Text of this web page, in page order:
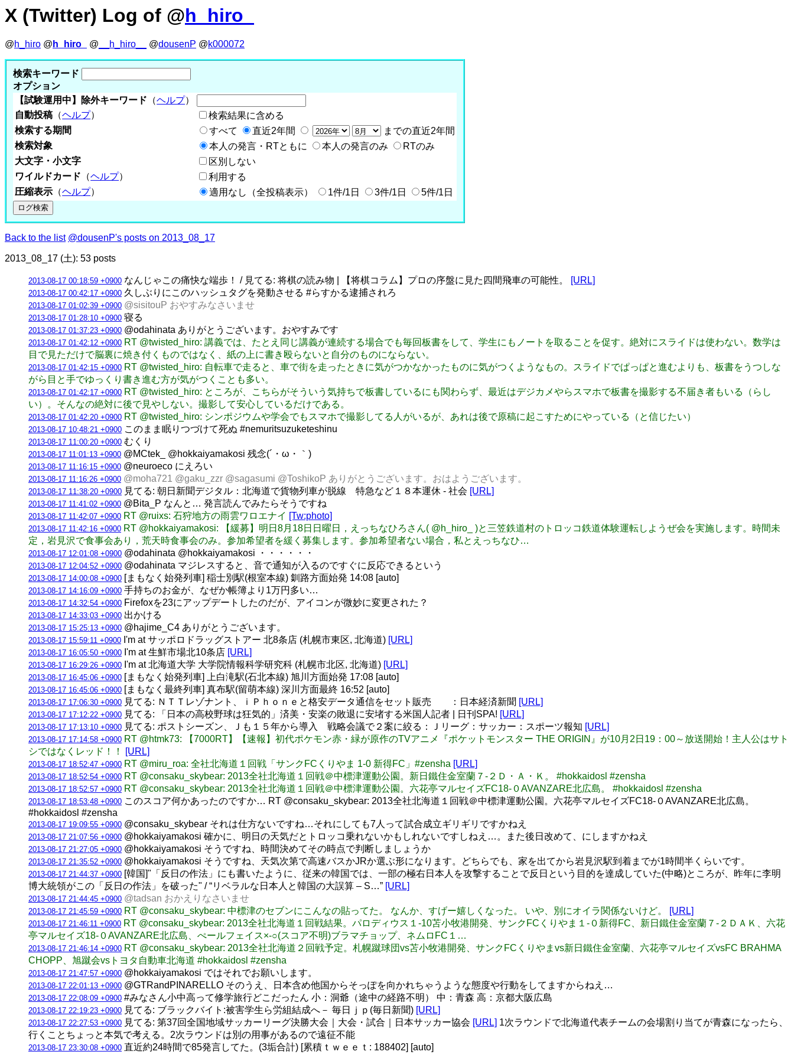
X (Twitter) Log of @h_hiro_
@h_hiro @ h_hiro_ @ __h_hiro__ @dousenP @k000072
検索キーワード
オプション
【試験運用中】除外キーワード （ヘルプ）
自動投稿 （ヘルプ）
検索結果に含める
検索する期間
すべて 直近2年間
までの直近2年間
検索対象
本人の発言・RTともに 本人の発言のみ
RTのみ
大文字・小文字
区別しない
ワイルドカード （ヘルプ）
利用する
圧縮表示 （ヘルプ） 適用なし（全投稿表示） 1件/1日 3件/1日 5件/1日
Back to the list @dousenP's posts on 2013_08_17
2013_08_17 (土): 53 posts
2013-08-17 00:18:59 +0900 なんじゃこの痛快な端歩！ / 見てる: 将棋の読み物 | 【将棋コラム】プロの序盤に見た四間飛車の可能性。 [URL]
2013-08-17 00:42:17 +0900 久しぶりにこのハッシュタグを発動させる #らすかる逮捕されろ
2013-08-17 01:02:39 +0900 @sisitouP おやすみなさいませ
2013-08-17 01:28:10 +0900 寝る
2013-08-17 01:37:23 +0900 @odahinata ありがとうございます。おやすみです
2013-08-17 01:42:12 +0900 RT @twisted_hiro: 講義では、たとえ同じ講義が連続する場合でも毎回板書をして、学生にもノートを取ることを促す。絶対にスライドは使わない。数学は
目で見ただけで脳裏に焼き付くものではなく、紙の上に書き殴らないと自分のものにならない。
2013-08-17 01:42:15 +0900 RT @twisted_hiro: 自転車で走ると、車で街を走ったときに気がつかなかったものに気がつくようなもの。スライドでぱっぱと進むよりも、板書をうつしな
がら目と手でゆっくり書き進む方が気がつくことも多い。
2013-08-17 01:42:17 +0900 RT @twisted_hiro: ところが、こちらがそういう気持ちで板書しているにも関わらず、最近はデジカメやらスマホで板書を撮影する不届き者もいる（らし
い）。そんなの絶対に後で見やしない。撮影して安心しているだけである。
2013-08-17 01:42:20 +0900 RT @twisted_hiro: シンポジウムや学会でもスマホで撮影してる人がいるが、あれは後で原稿に起こすためにやっている（と信じたい）
2013-08-17 10:48:21 +0900 このまま眠りつづけて死ぬ #nemuritsuzuketeshinu
2013-08-17 11:00:20 +0900 むくり
2013-08-17 11:01:13 +0900 @MCtek_ @hokkaiyamakosi 残念(´・ω・｀)
2013-08-17 11:16:15 +0900 @neuroeco にえろい
2013-08-17 11:16:26 +0900 @moha721 @gaku_zzr @sagasumi @ToshikoP ありがとうございます。おはようございます。
2013-08-17 11:38:20 +0900 見てる: 朝日新聞デジタル：北海道で貨物列車が脱線 特急など１８本運休 - 社会 [URL]
2013-08-17 11:41:02 +0900 @Bita_P なんと… 発言読んでみたらそうですね
2013-08-17 11:42:07 +0900 RT @ruixs: 石狩地方の雨雲ワロエナイ [Tw:photo]
2013-08-17 11:42:16 +0900 RT @hokkaiyamakosi: 【緩募】明日8月18日日曜日，えっちなひろさん( @h_hiro_ )と三笠鉄道村のトロッコ鉄道体験運転しようぜ会を実施します。時間未
定，岩見沢で食事会あり，荒天時食事会のみ。参加希望者を緩く募集します。参加希望者ない場合，私とえっちなひ…
2013-08-17 12:01:08 +0900 @odahinata @hokkaiyamakosi ・・・・・・
2013-08-17 12:04:52 +0900 @odahinata マジレスすると、音で通知が入るのですぐに反応できるという
2013-08-17 14:00:08 +0900 [まもなく始発列車] 稲士別駅(根室本線) 釧路方面始発 14:08 [auto]
2013-08-17 14:16:09 +0900 手持ちのお金が、なぜか帳簿より1万円多い…
2013-08-17 14:32:54 +0900 Firefoxを23にアップデートしたのだが、アイコンが微妙に変更された？
2013-08-17 14:33:03 +0900 出かける
2013-08-17 15:25:13 +0900 @hajime_C4 ありがとうございます。
2013-08-17 15:59:11 +0900 I'm at サッポロドラッグストアー 北8条店 (札幌市東区, 北海道) [URL]
2013-08-17 16:05:50 +0900 I'm at 生鮮市場北10条店 [URL]
2013-08-17 16:29:26 +0900 I'm at 北海道大学 大学院情報科学研究科 (札幌市北区, 北海道) [URL]
2013-08-17 16:45:06 +0900 [まもなく始発列車] 上白滝駅(石北本線) 旭川方面始発 17:08 [auto]
2013-08-17 16:45:06 +0900 [まもなく最終列車] 真布駅(留萌本線) 深川方面最終 16:52 [auto]
2013-08-17 17:06:30 +0900 見てる: ＮＴＴレゾナント、ｉＰｈｏｎｅと格安データ通信をセット販売 ：日本経済新聞 [URL]
2013-08-17 17:12:22 +0900 見てる: 「日本の高校野球は狂気的」済美・安楽の敗退に安堵する米国人記者 | 日刊SPA! [URL]
2013-08-17 17:13:10 +0900 見てる: ポストシーズン、Ｊも１５年から導入 戦略会議で２案に絞る：Ｊリーグ：サッカー：スポーツ報知 [URL]
2013-08-17 17:14:58 +0900 RT @htmk73: 【7000RT】【速報】初代ポケモン赤・緑が原作のTVアニメ『ポケットモンスター THE ORIGIN』が10月2日19：00～放送開始！主人公はサト
シではなくレッド！！
[URL]
2013-08-17 18:52:47 +0900 RT @miru_roa: 全社北海道１回戦「サンクFCくりやま 1-0 新得FC」#zensha [URL]
2013-08-17 18:52:54 +0900 RT @consaku_skybear: 2013全社北海道１回戦＠中標津運動公園。新日鐵住金室蘭７-２Ｄ・Ａ・Ｋ。 #hokkaidosl #zensha
2013-08-17 18:52:57 +0900 RT @consaku_skybear: 2013全社北海道１回戦＠中標津運動公園。六花亭マルセイズFC18-０AVANZARE北広島。 #hokkaidosl #zensha
2013-08-17 18:53:48 +0900 このスコア何かあったのですか… RT @consaku_skybear: 2013全社北海道１回戦＠中標津運動公園。六花亭マルセイズFC18-０AVANZARE北広島。
#hokkaidosl #zensha
2013-08-17 19:09:55 +0900 @consaku_skybear それは仕方ないですね…それにしても7人って試合成立ギリギリですかねえ
2013-08-17 21:07:56 +0900 @hokkaiyamakosi 確かに、明日の天気だとトロッコ乗れないかもしれないですしねえ…。また後日改めて、にしますかねえ
2013-08-17 21:27:05 +0900 @hokkaiyamakosi そうですね、時間決めてその時点で判断しましょうか
2013-08-17 21:35:52 +0900 @hokkaiyamakosi そうですね、天気次第で高速バスかJRか選ぶ形になります。どちらでも、家を出てから岩見沢駅到着までが1時間半くらいです。
2013-08-17 21:44:37 +0900 [韓国]"「反日の作法」にも書いたように、従来の韓国では、一部の極右日本人を攻撃することで反日という目的を達成していた(中略)ところが、昨年に李明
博大統領がこの「反日の作法」を破った" / “リベラルな日本人と韓国の大誤算 – S…” [URL]
2013-08-17 21:44:45 +0900 @tadsan おかえりなさいませ
2013-08-17 21:45:59 +0900 RT @consaku_skybear: 中標津のセブンにこんなの貼ってた。 なんか、すげー嬉しくなった。 いや、別にオイラ関係ないけど。 [URL]
2013-08-17 21:46:11 +0900 RT @consaku_skybear: 2013全社北海道１回戦結果。パロディウス１-10苫小牧港開発、サンクFCくりやま１-０新得FC、新日鐵住金室蘭７-２ＤＡＫ、六花
亭マルセイズ18-０AVANZARE北広島、ぺールフェイス×-○(スコア不明)ブラマチョップ、ネムロFC１…
2013-08-17 21:46:14 +0900 RT @consaku_skybear: 2013全社北海道２回戦予定。札幌蹴球団vs苫小牧港開発、サンクFCくりやまvs新日鐵住金室蘭、六花亭マルセイズvsFC BRAHMA
CHOPP、旭蹴会vsトヨタ自動車北海道 #hokkaidosl #zensha
2013-08-17 21:47:57 +0900 @hokkaiyamakosi ではそれでお願いします。
2013-08-17 22:01:13 +0900 @GTRandPINARELLO そのうえ、日本含め他国からそっぽを向かれちゃうような態度や行動をしてますからねえ…
2013-08-17 22:08:09 +0900 #みなさん小中高って修学旅行どこだったん 小：洞爺（途中の経路不明） 中：青森 高：京都大阪広島
2013-08-17 22:19:23 +0900 見てる: ブラックバイト:被害学生ら労組結成へ－ 毎日ｊｐ(毎日新聞) [URL]
2013-08-17 22:27:53 +0900 見てる: 第37回全国地域サッカーリーグ決勝大会｜大会・試合｜日本サッカー協会 [URL] 1次ラウンドで北海道代表チームの会場割り当てが青森になったら、
行くことちょっと本気で考える。2次ラウンドは別の用事があるので遠征不能
2013-08-17 23:30:08 +0900 直近約24時間で85発言してた。(3垢合計) [累積ｔｗｅｅｔ: 188402] [auto]